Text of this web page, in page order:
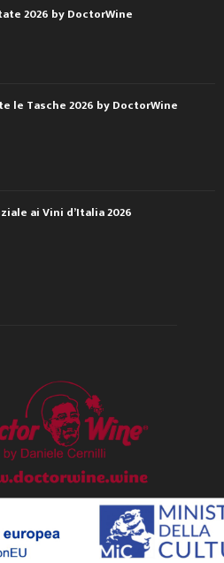
2026 by DoctorWine
le Tasche 2026 by DoctorWine
ai Vini d’Italia 2026